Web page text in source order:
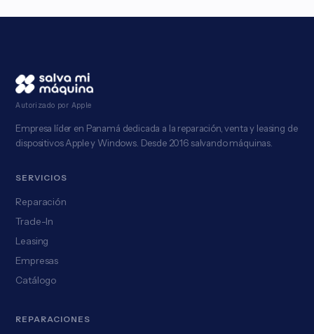
Autorizado por Apple
Empresa líder en Panamá dedicada a la reparación, venta y leasing de
dispositivos Apple y Windows. Desde 2016 salvando máquinas.
SERVICIOS
Reparación
Trade-In
Leasing
Empresas
Catálogo
REPARACIONES